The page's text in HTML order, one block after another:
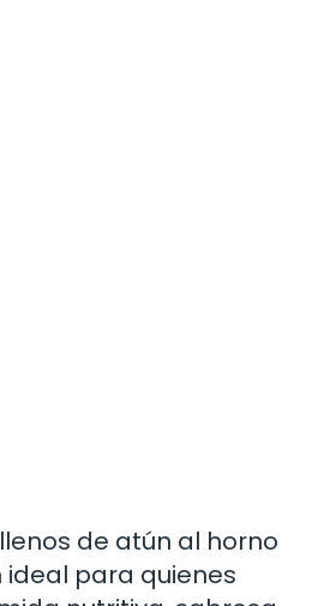
de atún al horno
ideal para quienes